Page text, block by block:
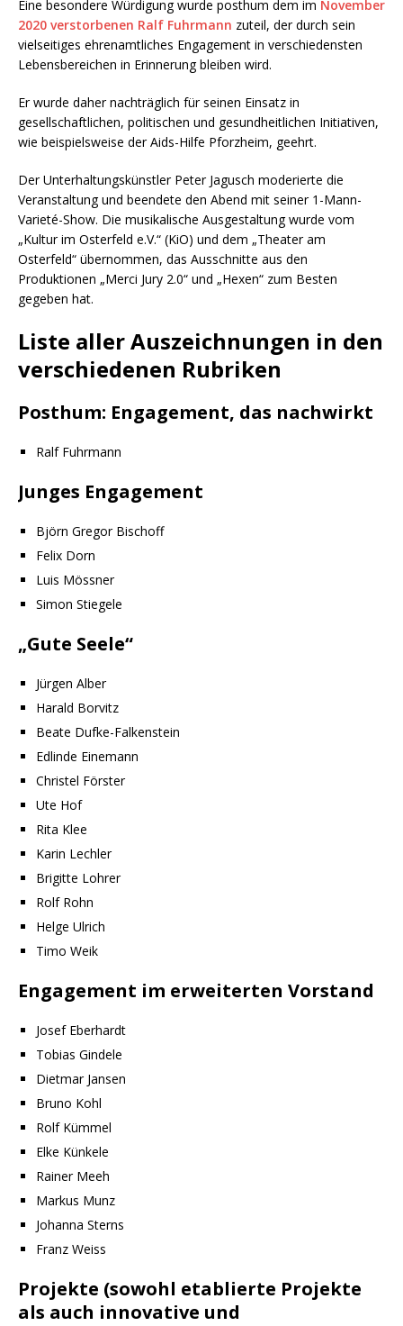
Eine besondere Würdigung wurde posthum dem im November
2020 verstorbenen Ralf Fuhrmann zuteil, der durch sein
vielseitiges ehrenamtliches Engagement in verschiedensten
Lebensbereichen in Erinnerung bleiben wird.
Er wurde daher nachträglich für seinen Einsatz in
gesellschaftlichen, politischen und gesundheitlichen Initiativen,
wie beispielsweise der Aids-Hilfe Pforzheim, geehrt.
Der Unterhaltungskünstler Peter Jagusch moderierte die
Veranstaltung und beendete den Abend mit seiner 1-Mann-
Varieté-Show. Die musikalische Ausgestaltung wurde vom
„Kultur im Osterfeld e.V.“ (KiO) und dem „Theater am
Osterfeld“ übernommen, das Ausschnitte aus den
Produktionen „Merci Jury 2.0“ und „Hexen“ zum Besten
gegeben hat.
Liste aller Auszeichnungen in den
verschiedenen Rubriken
Posthum: Engagement, das nachwirkt
Ralf Fuhrmann
Junges Engagement
Björn Gregor Bischoff
Felix Dorn
Luis Mössner
Simon Stiegele
„Gute Seele“
Jürgen Alber
Harald Borvitz
Beate Dufke-Falkenstein
Edlinde Einemann
Christel Förster
Ute Hof
Rita Klee
Karin Lechler
Brigitte Lohrer
Rolf Rohn
Helge Ulrich
Timo Weik
Engagement im erweiterten Vorstand
Josef Eberhardt
Tobias Gindele
Dietmar Jansen
Bruno Kohl
Rolf Kümmel
Elke Künkele
Rainer Meeh
Markus Munz
Johanna Sterns
Franz Weiss
Projekte (sowohl etablierte Projekte
als auch innovative und